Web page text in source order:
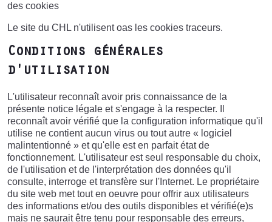
des cookies
Le site du CHL n'utilisent oas les cookies traceurs.
Conditions générales
d'utilisation
L'utilisateur reconnaît avoir pris connaissance de la
présente notice légale et s'engage à la respecter. Il
reconnaît avoir vérifié que la configuration informatique qu'il
utilise ne contient aucun virus ou tout autre « logiciel
malintentionné » et qu'elle est en parfait état de
fonctionnement. L'utilisateur est seul responsable du choix,
de l'utilisation et de l'interprétation des données qu'il
consulte, interroge et transfère sur l'Internet. Le propriétaire
du site web met tout en oeuvre pour offrir aux utilisateurs
des informations et/ou des outils disponibles et vérifié(e)s
mais ne saurait être tenu pour responsable des erreurs,